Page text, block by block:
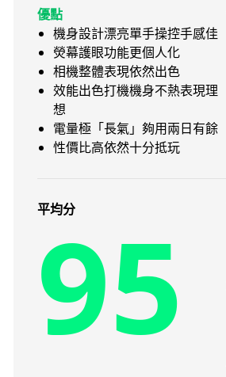
優點
機身設計漂亮單手操控手感佳
熒幕護眼功能更個人化
相機整體表現依然出色
效能出色打機機身不熱表現理
想
電量極「長氣」夠用兩日有餘
性價比高依然十分抵玩
平均分
95